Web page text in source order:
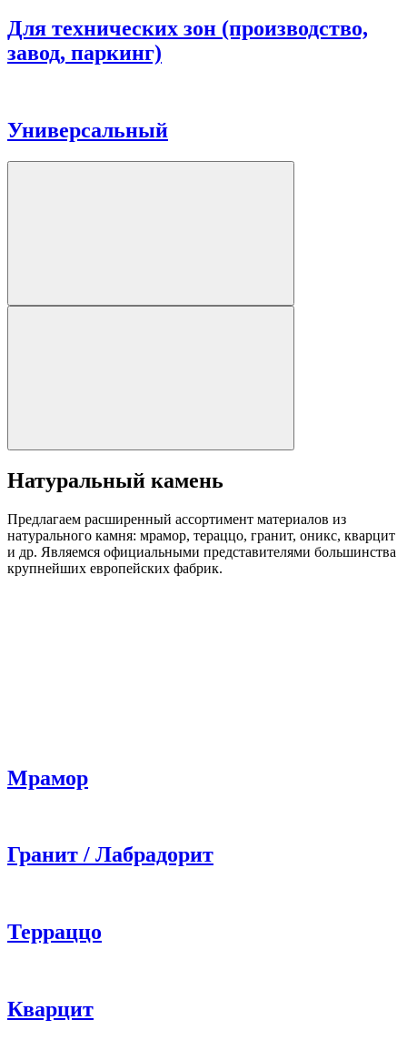
Для технических зон (производство,
завод, паркинг)
Универсальный
Натуральный камень
Предлагаем расширенный ассортимент материалов из
натурального камня: мрамор, тераццо, гранит, оникс, кварцит
и др. Являемся официальными представителями большинства
крупнейших европейских фабрик.
Мрамор
Гранит / Лабрадорит
Терраццо
Кварцит